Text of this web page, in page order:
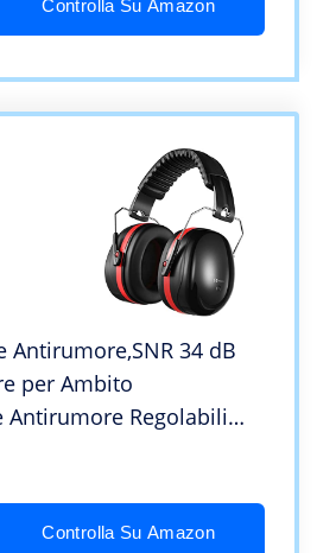
Controlla Su Amazon
Antirumore,SNR 34 dB
per Ambito
Antirumore Regolabili
Protegge l’udito,
Controlla Su Amazon